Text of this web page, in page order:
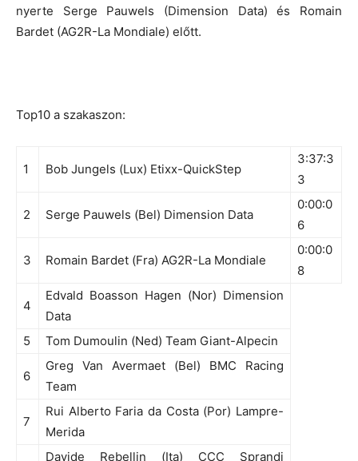
nyerte Serge Pauwels (Dimension Data) és Romain
Bardet (AG2R-La Mondiale) előtt.
Top10 a szakaszon:
1 Bob Jungels (Lux) Etixx-QuickStep
3:37:3
3
2 Serge Pauwels (Bel) Dimension Data
0:00:0
6
3 Romain Bardet (Fra) AG2R-La Mondiale
0:00:0
8
4
Edvald Boasson Hagen (Nor) Dimension
Data
5
Tom Dumoulin (Ned) Team Giant-Alpecin
6
Greg Van Avermaet (Bel) BMC Racing
Team
7
Rui Alberto Faria da Costa (Por) Lampre-
Merida
Davide Rebellin (Ita) CCC Sprandi